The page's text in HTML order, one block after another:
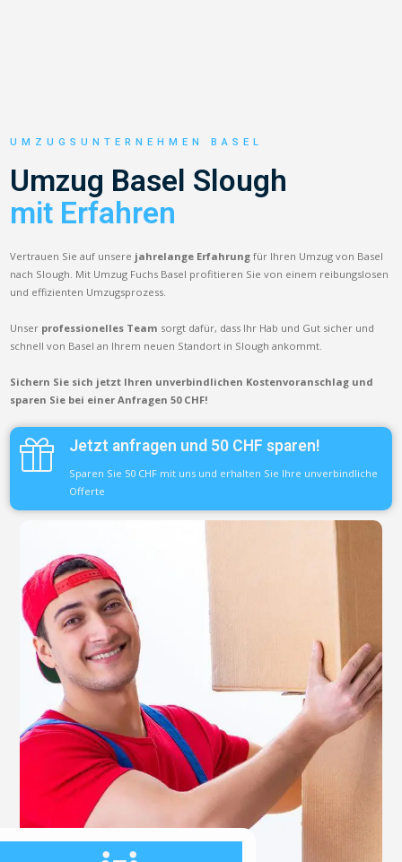
UMZUGSUNTERNEHMEN BASEL
Umzug Basel Slough
mit Erfahren
Vertrauen Sie auf unsere jahrelange Erfahrung für Ihren Umzug von Basel
nach Slough. Mit Umzug Fuchs Basel profitieren Sie von einem reibungslosen
und effizienten Umzugsprozess.
Unser professionelles Team sorgt dafür, dass Ihr Hab und Gut sicher und
schnell von Basel an Ihrem neuen Standort in Slough ankommt.
Sichern Sie sich jetzt Ihren unverbindlichen Kostenvoranschlag und
sparen Sie bei einer Anfragen 50 CHF!
Jetzt anfragen und 50 CHF sparen!
Sparen Sie 50 CHF mit uns und erhalten Sie Ihre unverbindliche
Offerte